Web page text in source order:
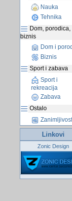
Nauka
Tehnika
Dom, porodica,
biznis
Dom i
Biznis
Sport i zabava
Sport i
rekreacija
Zabava
Ostalo
Linkovi
Zonic Design